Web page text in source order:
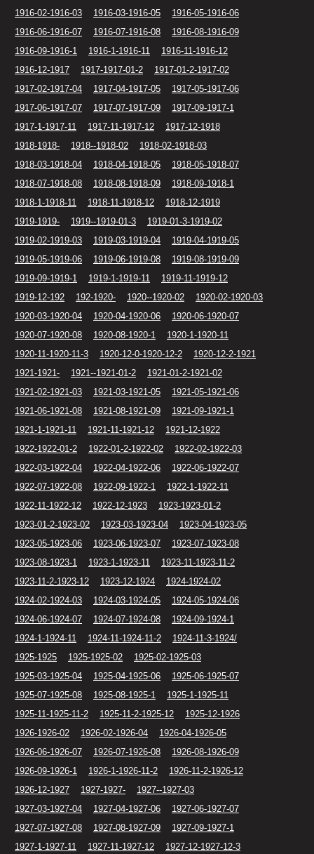
1916-02-1916-03
1916-03-1916-05
1916-05-1916-06
1916-06-1916-07
1916-07-1916-08
1916-08-1916-09
1916-09-1916-1
1916-1-1916-11
1916-11-1916-12
1916-12-1917
1917-1917-01-2
1917-01-2-1917-02
1917-02-1917-04
1917-04-1917-05
1917-05-1917-06
1917-06-1917-07
1917-07-1917-09
1917-09-1917-1
1917-1-1917-11
1917-11-1917-12
1917-12-1918
1918-1918-
1918--1918-02
1918-02-1918-03
1918-03-1918-04
1918-04-1918-05
1918-05-1918-07
1918-07-1918-08
1918-08-1918-09
1918-09-1918-1
1918-1-1918-11
1918-11-1918-12
1918-12-1919
1919-1919-
1919--1919-01-3
1919-01-3-1919-02
1919-02-1919-03
1919-03-1919-04
1919-04-1919-05
1919-05-1919-06
1919-06-1919-08
1919-08-1919-09
1919-09-1919-1
1919-1-1919-11
1919-11-1919-12
1919-12-192
192-1920- 1920--1920-02
1920-02-1920-03
1920-03-1920-04
1920-04-1920-06
1920-06-1920-07
1920-07-1920-08
1920-08-1920-1
1920-1-1920-11
1920-11-1920-11-3
1920-12-0-1920-12-2
1920-12-2-1921
1921-1921-
1921--1921-01-2
1921-01-2-1921-02
1921-02-1921-03
1921-03-1921-05
1921-05-1921-06
1921-06-1921-08
1921-08-1921-09
1921-09-1921-1
1921-1-1921-11
1921-11-1921-12
1921-12-1922
1922-1922-01-2
1922-01-2-1922-02
1922-02-1922-03
1922-03-1922-04
1922-04-1922-06
1922-06-1922-07
1922-07-1922-08
1922-09-1922-1
1922-1-1922-11
1922-11-1922-12
1922-12-1923
1923-1923-01-2
1923-01-2-1923-02
1923-03-1923-04
1923-04-1923-05
1923-05-1923-06
1923-06-1923-07
1923-07-1923-08
1923-08-1923-1
1923-1-1923-11
1923-11-1923-11-2
1923-11-2-1923-12
1923-12-1924
1924-1924-02
1924-02-1924-03
1924-03-1924-05
1924-05-1924-06
1924-06-1924-07
1924-07-1924-08
1924-09-1924-1
1924-1-1924-11
1924-11-1924-11-2
1924-11-3-1924/
1925-1925
1925-1925-02
1925-02-1925-03
1925-03-1925-04
1925-04-1925-06
1925-06-1925-07
1925-07-1925-08
1925-08-1925-1
1925-1-1925-11
1925-11-1925-11-2
1925-11-2-1925-12
1925-12-1926
1926-1926-02
1926-02-1926-04
1926-04-1926-05
1926-06-1926-07
1926-07-1926-08
1926-08-1926-09
1926-09-1926-1
1926-1-1926-11-2
1926-11-2-1926-12
1926-12-1927
1927-1927-
1927--1927-03
1927-03-1927-04
1927-04-1927-06
1927-06-1927-07
1927-07-1927-08
1927-08-1927-09
1927-09-1927-1
1927-1-1927-11
1927-11-1927-12 1927-12-1927-12-3